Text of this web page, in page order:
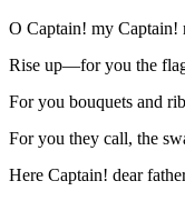
O Captain! my Captain!
Rise up—for you the
For you bouquets and
For you they call, the
Here Captain! dear